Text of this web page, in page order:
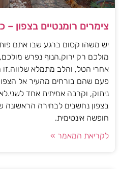
צימרים רומנטיים בצפון
יש משהו קסום ברגע שבו אתם
מולכם רק ירוק.הנוף נפרש
אחרי הטל, והלב מתמלא
פעם שהם בורחים מהעיר אל
ניתוק, וקרבה אמיתית אחד
בצפון נחשבים לבחירה הראשונה
חופשה אינטימית.
לקריאת המאמר »